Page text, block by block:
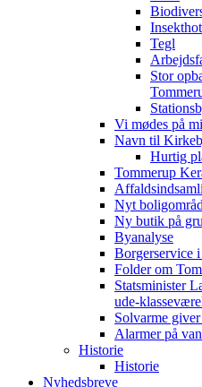
Tegl
Stor
Vi mødes på
Navn til
Hurtig
Tommerup
Nyt
Ny butik på
Byanalyse
Borgerservice
Folder om
Statsminister
ude-
Solvarme
Alarmer på
Historie
Historie
Nyhedsbreve